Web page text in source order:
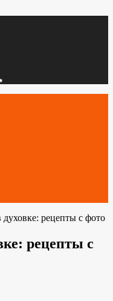
рецепты с фото
рецепты с